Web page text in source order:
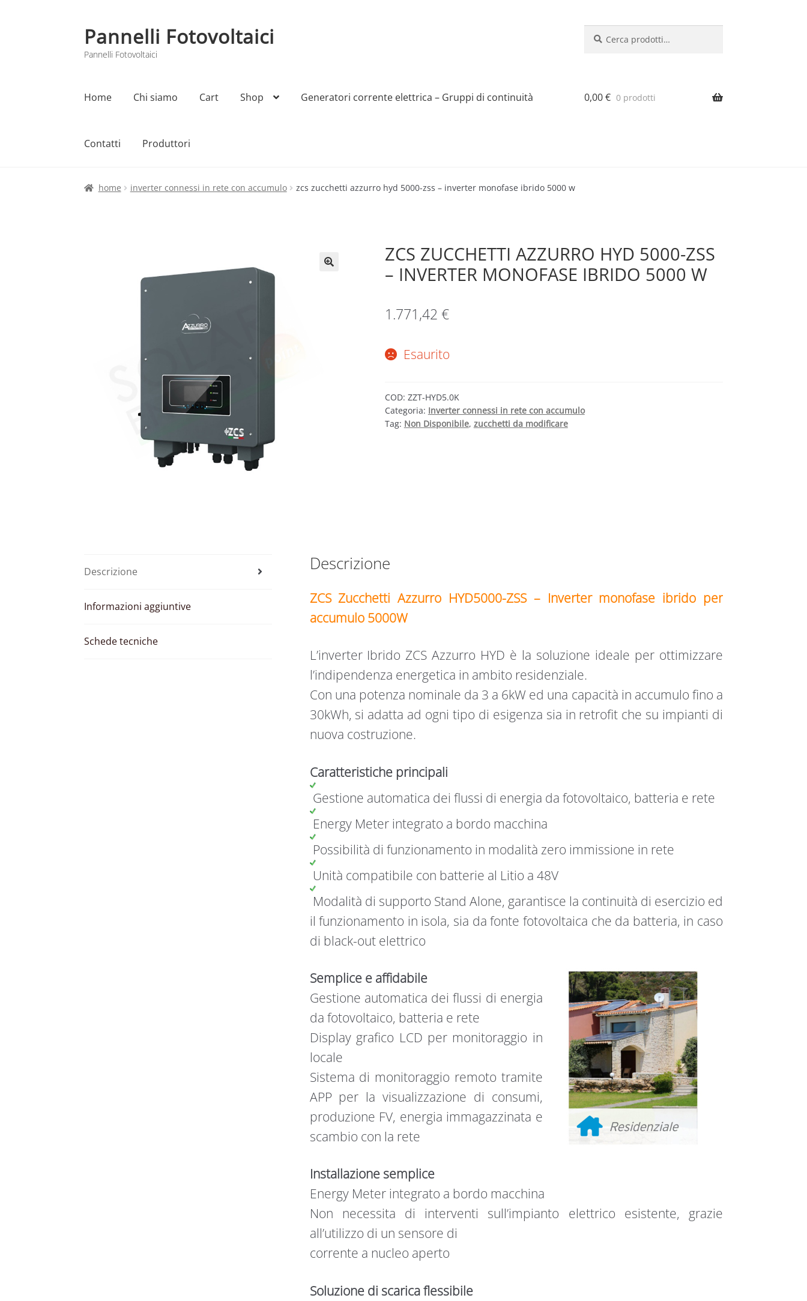
Vai
alla
navigazione
Vai
al
contenuto
Pannelli Fotovoltaici
Pannelli Fotovoltaici
Home Chi siamo Cart Shop Generatori corrente elettrica – Gruppi di continuità
Contatti Produttori
Home Cart Checkout Chi siamo My account Produttori Sample Page Shop
0,00€ 0 prodotti
home inverter connessi in rete con accumulo zcs zucchetti azzurro hyd 5000-zss – inverter monofase ibrido 5000 w
ZCS ZUCCHETTI AZZURRO HYD 5000-ZSS
– INVERTER MONOFASE IBRIDO 5000 W
1.771,42 €
Esaurito
COD: ZZT-HYD5.0K
Categoria: Inverter connessi in rete con accumulo
Tag: Non Disponibile, zucchetti da modificare
Descrizione
Informazioni aggiuntive
Schede tecniche
Descrizione
ZCS Zucchetti Azzurro HYD5000-ZSS – Inverter monofase ibrido per
accumulo 5000W
L’inverter Ibrido ZCS Azzurro HYD è la soluzione ideale per ottimizzare
l’indipendenza energetica in ambito residenziale.
Con una potenza nominale da 3 a 6kW ed una capacità in accumulo fino a
30kWh, si adatta ad ogni tipo di esigenza sia in retrofit che su impianti di
nuova costruzione.
Caratteristiche principali
Gestione automatica dei flussi di energia da fotovoltaico, batteria e rete
Energy Meter integrato a bordo macchina
Possibilità di funzionamento in modalità zero immissione in rete
Unità compatibile con batterie al Litio a 48V
Modalità di supporto Stand Alone, garantisce la continuità di esercizio ed
il funzionamento in isola, sia da fonte fotovoltaica che da batteria, in caso
di black-out elettrico
Semplice e affidabile
Gestione automatica dei flussi di energia
da fotovoltaico, batteria e rete
Display grafico LCD per monitoraggio in
locale
Sistema di monitoraggio remoto tramite
APP per la visualizzazione di consumi,
produzione FV, energia immagazzinata e
scambio con la rete
Installazione semplice
Energy Meter integrato a bordo macchina
Non necessita di interventi sull’impianto elettrico esistente, grazie
all’utilizzo di un sensore di
corrente a nucleo aperto
Soluzione di scarica flessibile